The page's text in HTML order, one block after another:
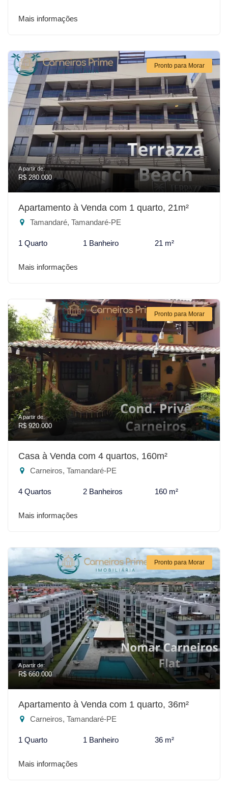
Mais informações
Pronto para Morar
A partir de:
R$ 280.000
Apartamento à Venda com 1 quarto, 21m²
Tamandaré, Tamandaré-PE
1 Quarto 1 Banheiro 21 m²
Mais informações
Pronto para Morar
A partir de:
R$ 920.000
Casa à Venda com 4 quartos, 160m²
Carneiros, Tamandaré-PE
4 Quartos 2 Banheiros 160 m²
Mais informações
Pronto para Morar
A partir de:
R$ 660.000
Apartamento à Venda com 1 quarto, 36m²
Carneiros, Tamandaré-PE
1 Quarto 1 Banheiro 36 m²
Mais informações